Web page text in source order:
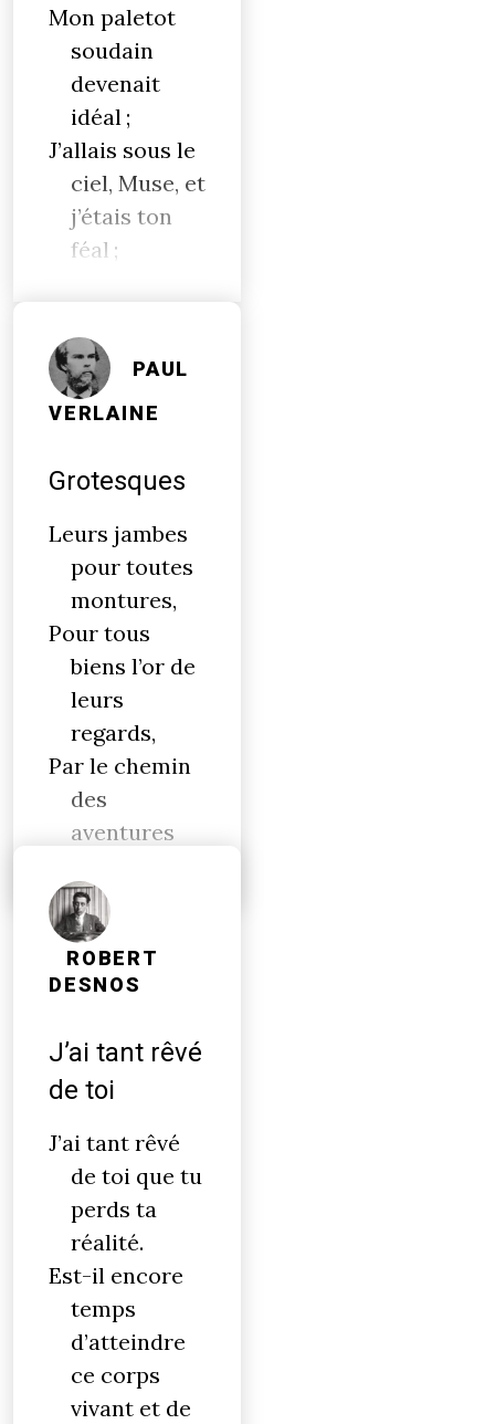
Mon paletot
soudain
devenait
idéal ;
J’allais sous le
ciel, Muse, et
j’étais ton
féal ;
PAUL
VERLAINE
Grotesques
Leurs jambes
pour toutes
montures,
Pour tous
biens l’or de
leurs
regards,
Par le chemin
des
aventures
ROBERT
DESNOS
J’ai tant rêvé
de toi
J’ai tant rêvé
de toi que tu
perds ta
réalité.
Est-il encore
temps
d’atteindre
ce corps
vivant et de